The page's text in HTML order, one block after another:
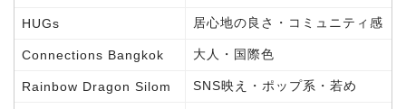
HUGs 居心地の良さ・コミュニティ感
Connections Bangkok 大人・国際色
Rainbow Dragon Silom SNS映え・ポップ系・若め